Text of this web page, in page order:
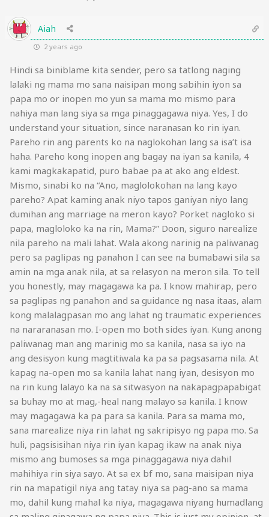
Aiah
2 years ago
Hindi sa biniblame kita sender, pero sa tatlong naging
lalaki ng mama mo sana naisipan mong sabihin iyon sa
papa mo or inopen mo yun sa mama mo mismo para
nahiya man lang siya sa mga pinaggagawa niya. Yes, I do
understand your situation, since naranasan ko rin iyan.
Pareho rin ang parents ko na naglokohan lang sa isa’t isa
haha. Pareho kong inopen ang bagay na iyan sa kanila, 4
kami magkakapatid, puro babae pa at ako ang eldest.
Mismo, sinabi ko na “Ano, maglolokohan na lang kayo
pareho? Apat kaming anak niyo tapos ganiyan niyo lang
dumihan ang marriage na meron kayo? Porket nagloko si
papa, magloloko ka na rin, Mama?” Doon, siguro narealize
nila pareho na mali lahat. Wala akong narinig na paliwanag
pero sa paglipas ng panahon I can see na bumabawi sila sa
amin na mga anak nila, at sa relasyon na meron sila. To tell
you honestly, may magagawa ka pa. I know mahirap, pero
sa paglipas ng panahon and sa guidance ng nasa itaas, alam
kong malalagpasan mo ang lahat ng traumatic experiences
na nararanasan mo. I-open mo both sides iyan. Kung anong
paliwanag man ang marinig mo sa kanila, nasa sa iyo na
ang desisyon kung magtitiwala ka pa sa pagsasama nila. At
kapag na-open mo sa kanila lahat nang iyan, desisyon mo
na rin kung lalayo ka na sa sitwasyon na nakapagpapabigat
sa buhay mo at mag,-heal nang malayo sa kanila. I know
may magagawa ka pa para sa kanila. Para sa mama mo,
sana marealize niya rin lahat ng sakripisyo ng papa mo. Sa
huli, pagsisisihan niya rin iyan kapag ikaw na anak niya
mismo ang bumoses sa mga pinaggagawa niya dahil
mahihiya rin siya sayo. At sa ex bf mo, sana maisipan niya
rin na mapatigil niya ang tatay niya sa pag-ano sa mama
mo, dahil kung mahal ka niya, magagawa niyang humadlang